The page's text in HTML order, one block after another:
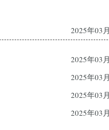
2025年03
2025年03
2025年03
2025年03
2025年03